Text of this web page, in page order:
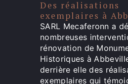
Des réalisations
exemplaires à
SARL Mecaferonn a
nombreuses
rénovation de
Historiques à
derrière elle des
exemplaires qui